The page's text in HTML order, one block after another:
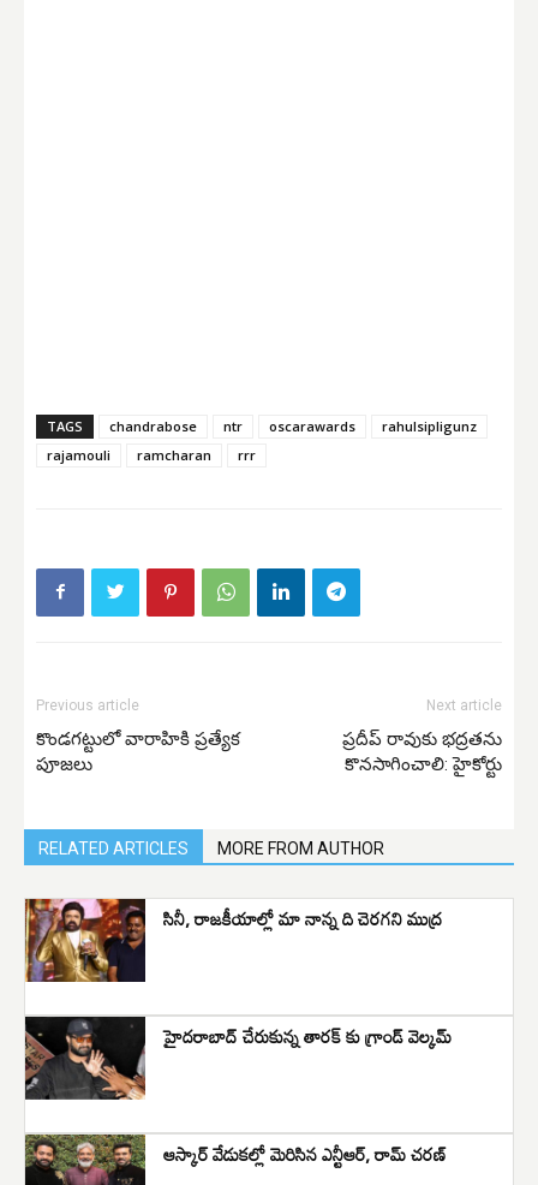
TAGS chandrabose ntr oscarawards
rahulsipligunz
rajamouli
ramcharan rrr
Previous article
కొండగట్టులో వారాహికి ప్రత్యేక
పూజలు
Next article
ప్రదీప్ రావుకు భద్రతను
కొనసాగించాలి: హైకోర్టు
RELATED ARTICLES MORE FROM AUTHOR
సినీ, రాజకీయాల్లో మా నాన్న ది చెరగని ముద్ర
హైదరాబాద్ చేరుకున్న తారక్ కు గ్రాండ్ వెల్కమ్
ఆస్కార్ వేడుకల్లో మెరిసిన ఎన్టీఆర్, రామ్ చరణ్